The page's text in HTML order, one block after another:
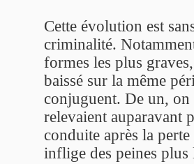
Cette évolution est
criminalité.
formes les plus
baissé sur la même
conjuguent. De un,
relevaient auparavant
conduite après la
inflige des peines plus